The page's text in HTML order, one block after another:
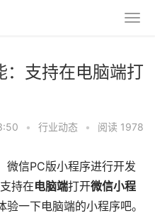
：支持在电脑端打
• 行业动态 • 阅读 1978
微信PC版小程序进行开发
持在电脑端打开微信小程
一下电脑端的小程序吧。